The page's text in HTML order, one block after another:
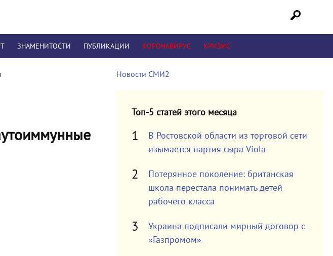
ЗНАМЕНИТОСТИ ПУБЛИКАЦИИ КОРОНАВИРУС КРИЗИС
Новости СМИ2
Топ-5 статей этого месяца
В Ростовской области из торговой сети
изымается партия сыра Viola
Потерянное поколение: британская
школа перестала понимать детей
рабочего класса
Украина подписали мирный договор с
«Газпромом»